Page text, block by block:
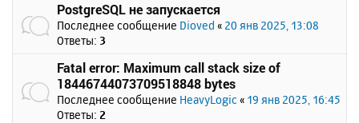
PostgreSQL не запускается
Последнее сообщение Dioved « 20 янв 2025, 13:08
Ответы: 3
Fatal error: Maximum call stack size of
18446744073709518848 bytes
Последнее сообщение HeavyLogic « 19 янв 2025, 16:45
Ответы: 2